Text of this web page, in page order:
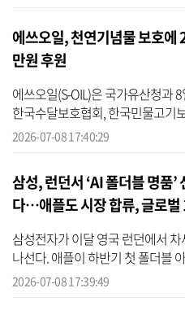
에쓰오일, 천연기념물 보호에
만원 후원
에쓰오일(S-OIL)은 국가유산청과
한국수달보호협회, 한국민물고기
한국남생이보호협회 등 환경단체
2026-07-08 17:40:29
삼성, 런던서 ‘AI 폴더블 명품’
다…애플도 시장 합류, 글로벌
삼성전자가 이달 영국 런던에서
나선다. 애플이 하반기 첫 폴더블
가 폴더블폰 시장 주도권을 둘러싼
2026-07-08 17:39:49